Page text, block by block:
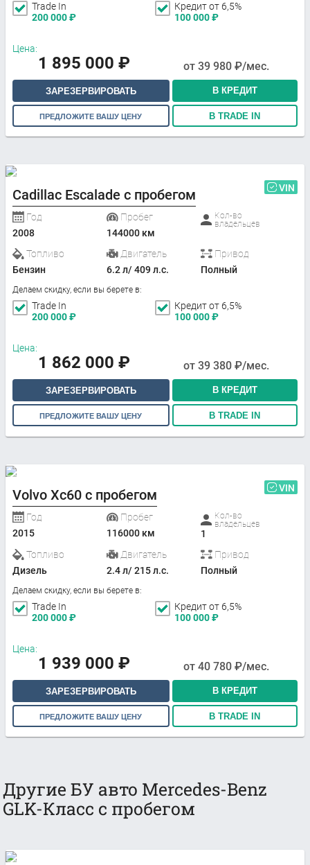
Trade In
200 000₽
Кредит от 6,5%
100 000₽
Цена:
1 895 000 ₽ от 39 980 ₽/мес.
ЗАРЕЗЕРВИРОВАТЬ В КРЕДИТ
ПРЕДЛОЖИТЕ ВАШУ ЦЕНУ В TRADE IN
Cadillac Escalade с пробегом VIN
Год
2008
Пробег
144000 км
Кол-во
владельцев
Топливо
Бензин
Двигатель
6.2 л/ 409 л.с.
Привод
Полный
Делаем скидку, если вы берете в:
Trade In
200 000₽
Кредит от 6,5%
100 000₽
Цена:
1 862 000 ₽ от 39 380 ₽/мес.
ЗАРЕЗЕРВИРОВАТЬ В КРЕДИТ
ПРЕДЛОЖИТЕ ВАШУ ЦЕНУ В TRADE IN
Volvo Xc60 с пробегом VIN
Год
2015
Пробег
116000 км
Кол-во
владельцев
1
Топливо
Дизель
Двигатель
2.4 л/ 215 л.с.
Привод
Полный
Делаем скидку, если вы берете в:
Trade In
200 000₽
Кредит от 6,5%
100 000₽
Цена:
1 939 000 ₽ от 40 780 ₽/мес.
ЗАРЕЗЕРВИРОВАТЬ В КРЕДИТ
ПРЕДЛОЖИТЕ ВАШУ ЦЕНУ В TRADE IN
Другие БУ авто Mercedes-Benz
GLK-Класс с пробегом